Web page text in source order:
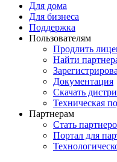
Для дома
Для бизнеса
Поддержка
Пользователям
Продлить
Найти
Документация
Скачать
Техническая
Партнерам
Стать
Портал для